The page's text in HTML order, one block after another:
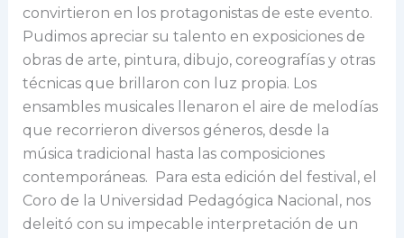
convirtieron en los protagonistas de este evento.
Pudimos apreciar su talento en exposiciones de
obras de arte, pintura, dibujo, coreografías y otras
técnicas que brillaron con luz propia. Los
ensambles musicales llenaron el aire de melodías
que recorrieron diversos géneros, desde la
música tradicional hasta las composiciones
contemporáneas. Para esta edición del festival, el
Coro de la Universidad Pedagógica Nacional, nos
deleitó con su impecable interpretación de un